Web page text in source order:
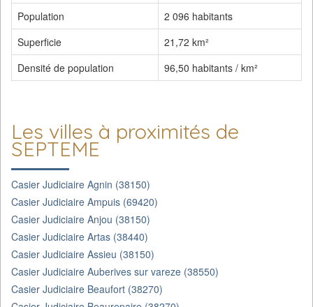
Population
2 096 habitants
Superficie
21,72 km²
Densité de population
96,50 habitants / km²
Les villes à proximités de
SEPTEME
Casier Judiciaire Agnin (38150)
Casier Judiciaire Ampuis (69420)
Casier Judiciaire Anjou (38150)
Casier Judiciaire Artas (38440)
Casier Judiciaire Assieu (38150)
Casier Judiciaire Auberives sur vareze (38550)
Casier Judiciaire Beaufort (38270)